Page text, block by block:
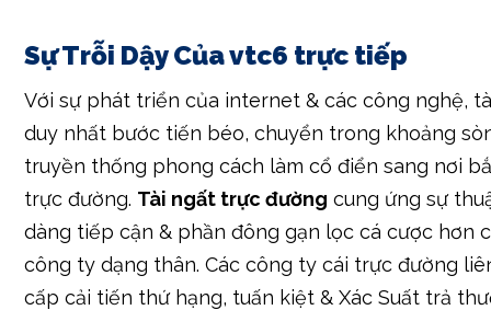
Sự Trỗi Dậy Của vtc6 trực tiếp
Với sự phát triển của internet & các công nghệ,
duy nhất bước tiến béo, chuyển trong khoảng
truyền thống phong cách làm cổ điển sang nơi
trực đường. Tài ngất trực đường cung ứng sự
dàng tiếp cận & phần đông gạn lọc cá cược hơn
công ty dạng thân. Các công ty cái trực đường
cấp cải tiến thứ hạng, tuấn kiệt & Xác Suất trả